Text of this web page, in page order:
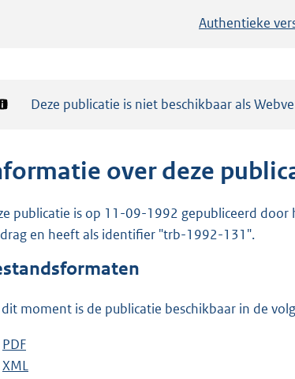
Authentieke
Notificatie:
Deze publicatie is niet beschikbaar als
over deze
publicatie is op 11-09-1992 gepubliceerd
en heeft als identifier "trb-1992-131".
dit moment is de publicatie beschikbaar in de
D
o
PDF
e
D
XML